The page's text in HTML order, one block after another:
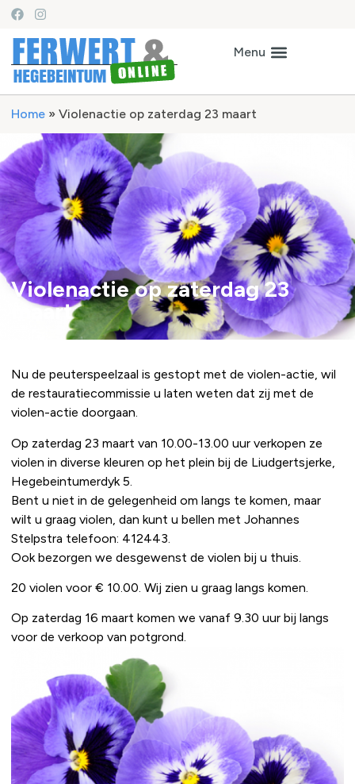
Home » Violenactie op zaterdag 23 maart
Violenactie op zaterdag 23
maart
Nu de peuterspeelzaal is gestopt met de violen-actie, wil
de restauratiecommissie u laten weten dat zij met de
violen-actie doorgaan.
Op zaterdag 23 maart van 10.00-13.00 uur verkopen ze
violen in diverse kleuren op het plein bij de Liudgertsjerke,
Hegebeintumerdyk 5.
Bent u niet in de gelegenheid om langs te komen, maar
wilt u graag violen, dan kunt u bellen met Johannes
Stelpstra telefoon: 412443.
Ook bezorgen we desgewenst de violen bij u thuis.
20 violen voor € 10.00. Wij zien u graag langs komen.
Op zaterdag 16 maart komen we vanaf 9.30 uur bij langs
voor de verkoop van potgrond.